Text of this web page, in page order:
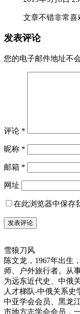
文章不错非常喜
发表评论
您的电子邮件地址不
评论 *
昵称 *
邮箱 *
网址
在此浏览器中保存
雪狼刀风
陈文龙，1967年出生
师、户外旅行者。从
为远东近代史、中俄
人才梯队-中俄关系史
中亚学会会员、黑龙
市地方志学会会员，